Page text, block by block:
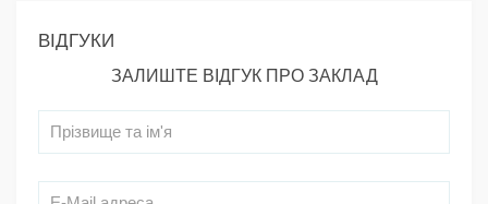
ВІДГУКИ
ЗАЛИШТЕ ВІДГУК ПРО ЗАКЛАД